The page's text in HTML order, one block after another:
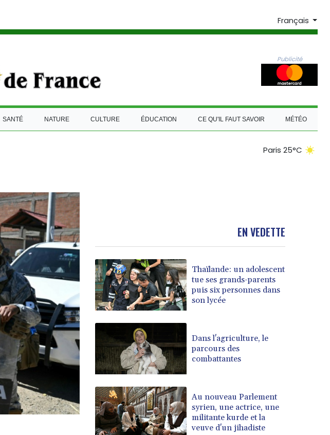
Français
Publicité
SANTÉ NATURE CULTURE ÉDUCATION CE QU'IL FAUT SAVOIR MÉTÉO
Paris 25°C
EN VEDETTE
Thaïlande: un adolescent
tue ses grands-parents
puis six personnes dans
son lycée
Dans l'agriculture, le
parcours des
combattantes
Au nouveau Parlement
syrien, une actrice, une
militante kurde et la
veuve d'un jihadiste